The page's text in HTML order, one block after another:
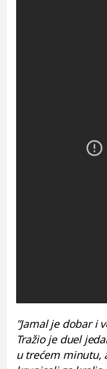
"Jamal je dobar i
Tražio je duel
u trećem minutu,